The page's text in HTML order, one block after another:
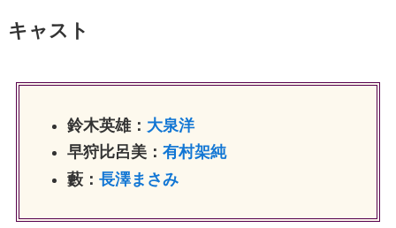
キャスト
鈴木英雄： 大泉洋
早狩比呂美： 有村架純
藪： 長澤まさみ